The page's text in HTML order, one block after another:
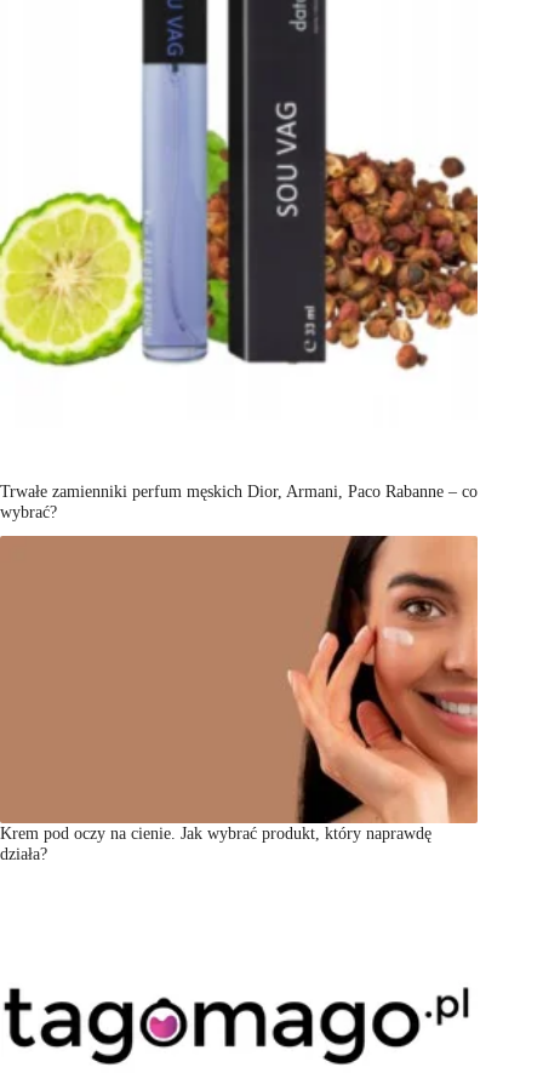
Trwałe zamienniki perfum męskich Dior, Armani, Paco Rabanne – co
wybrać?
Krem pod oczy na cienie. Jak wybrać produkt, który naprawdę
działa?